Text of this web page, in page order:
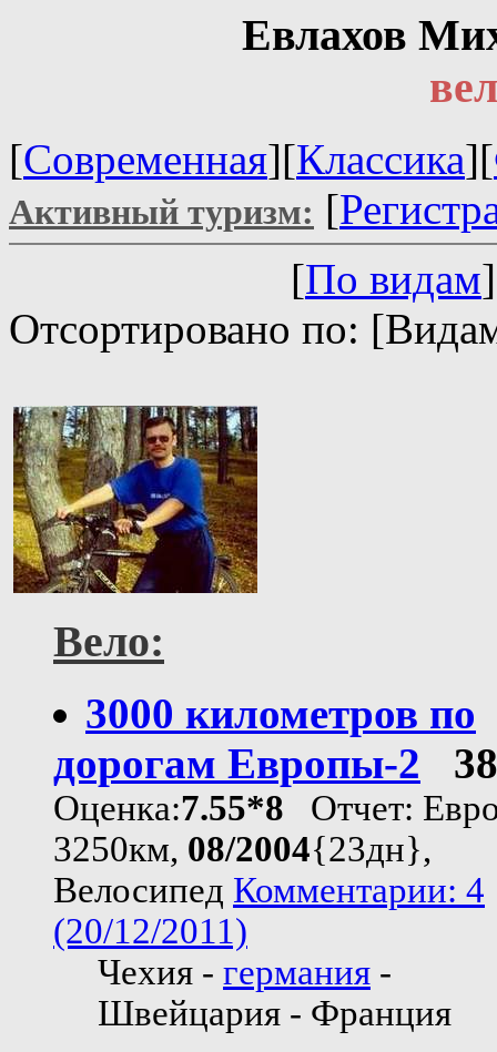
Евлахов
[Современная][Классика][
Активный туризм: [
[По видам
Отсортировано по:
Вело:
3000 километров по
дорогам Европы-2
Оценка:7.55*8 Отчет:
3250км, 08/2004{23дн},
Велосипед Комментарии: 4
(20/12/2011)
Чехия - германия -
Швейцария - Франция